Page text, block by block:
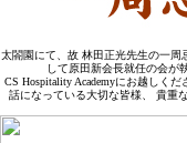
太閤園にて、故 林田正光先生の一周
して原田新会長就任の会が
CS Hospitality Academyにお越しく
話になっている大切な皆様、 貴重